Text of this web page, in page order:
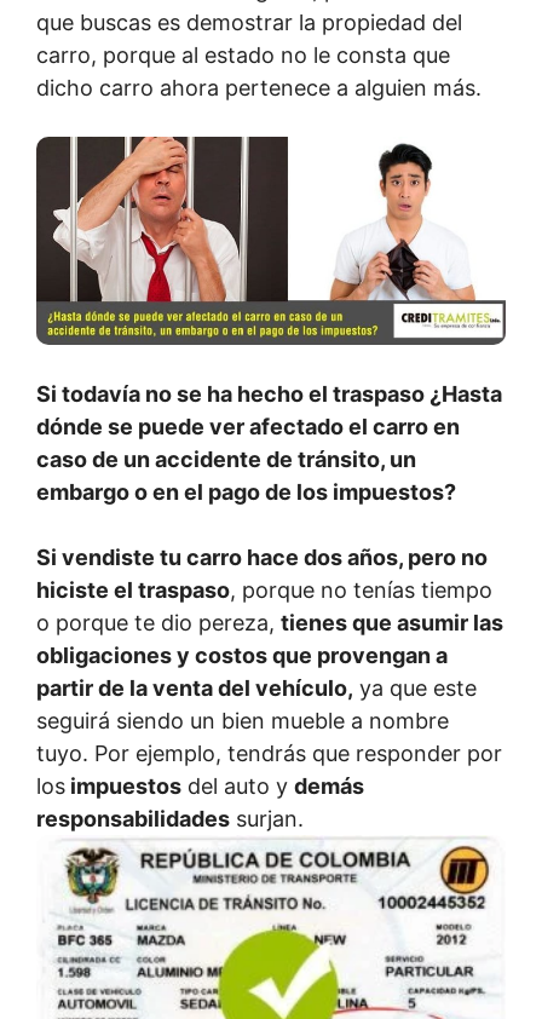
que buscas es demostrar la propiedad del
carro, porque al estado no le consta que
dicho carro ahora pertenece a alguien más.
Si todavía no se ha hecho el traspaso ¿Hasta
dónde se puede ver afectado el carro en
caso de un accidente de tránsito, un
embargo o en el pago de los impuestos?
Si vendiste tu carro hace dos años, pero no
hiciste el traspaso, porque no tenías tiempo
o porque te dio pereza, tienes que asumir las
obligaciones y costos que provengan a
partir de la venta del vehículo, ya que este
seguirá siendo un bien mueble a nombre
tuyo. Por ejemplo, tendrás que responder por
los impuestos del auto y demás
responsabilidades surjan.